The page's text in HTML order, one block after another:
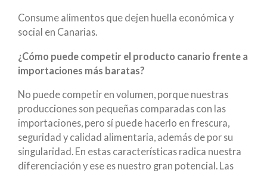
Consume alimentos que dejen huella económica y
social en Canarias.
¿Cómo puede competir el producto canario frente a
importaciones más baratas?
No puede competir en volumen, porque nuestras
producciones son pequeñas comparadas con las
importaciones, pero sí puede hacerlo en frescura,
seguridad y calidad alimentaria, además de por su
singularidad. En estas características radica nuestra
diferenciación y ese es nuestro gran potencial. Las